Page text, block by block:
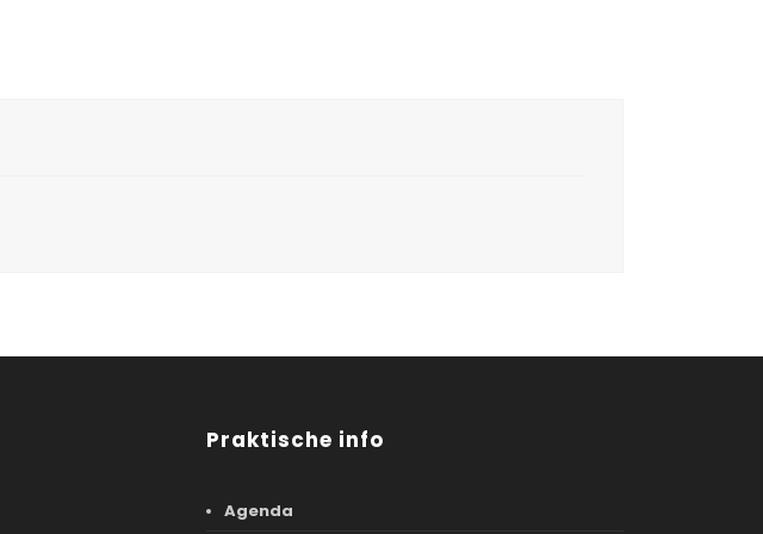
Praktische info
Agenda